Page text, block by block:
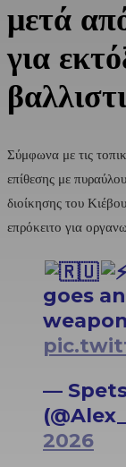
μετά
για
Σύμφωνα με τις
επίθεσης με
διοίκησης του
επρόκειτο για
goes
—
2026